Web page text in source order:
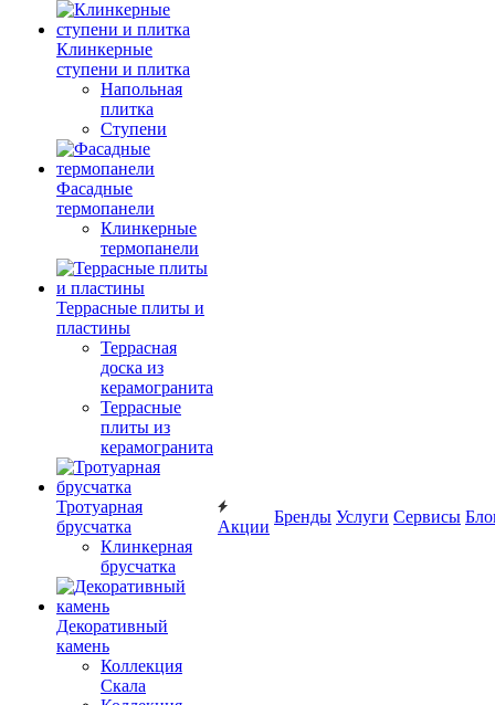
Клинкерные
ступени и плитка
Напольная
плитка
Ступени
Фасадные
термопанели
Клинкерные
термопанели
Террасные плиты и
пластины
Террасная
доска из
керамогранита
Террасные
плиты из
керамогранита
Тротуарная
брусчатка
Клинкерная
брусчатка
Декоративный
камень
Коллекция
Скала
Акции
Бренды Услуги Сервисы